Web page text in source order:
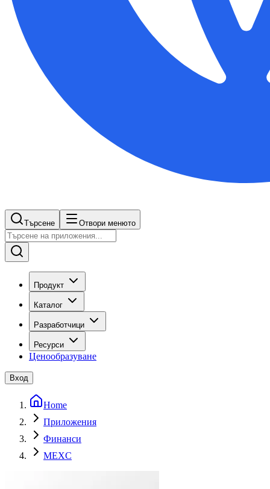
Търсене Отвори менюто
Продукт
Каталог
Разработчици
Ресурси
Ценообразуване
Вход
Home
Приложения
Финанси
MEXC